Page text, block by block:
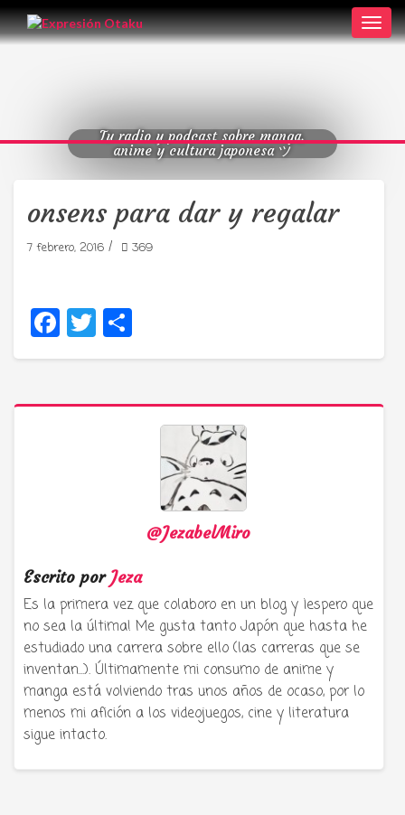
Tu radio y podcast sobre manga,
anime y cultura japonesa ツ
onsens para dar y regalar
7 febrero, 2016 / 369
Facebook
Twitter
@JezabelMiro
Escrito por Jeza
Es la primera vez que colaboro en un blog y ¡espero que
no sea la última! Me gusta tanto Japón que hasta he
estudiado una carrera sobre ello (las carreras que se
inventan...). Últimamente mi consumo de anime y
manga está volviendo tras unos años de ocaso, por lo
menos mi afición a los videojuegos, cine y literatura
sigue intacto.